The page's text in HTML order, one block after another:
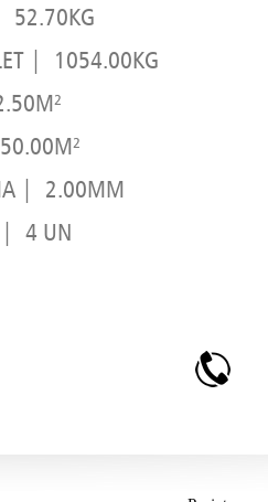
52.70KG
| 1054.00KG
| 2.00MM
| 4 UN